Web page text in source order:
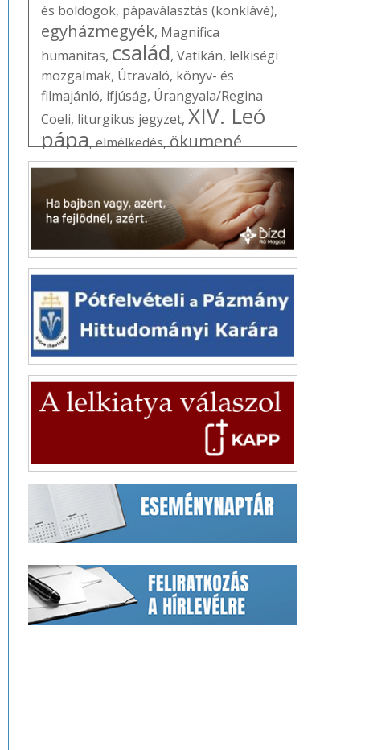
és boldogok, pápaválasztás (konklávé),
egyházmegyék, Magnifica
humanitas, család, Vatikán, lelkiségi
mozgalmak, Útravaló, könyv- és
filmajánló, ifjúság, Úrangyala/Regina
Coeli, liturgikus jegyzet, XIV. Leó
pápa,elmélkedés,ökumené